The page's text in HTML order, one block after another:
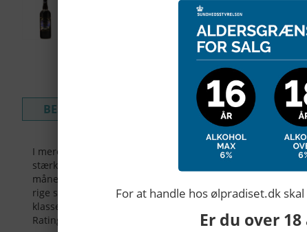
For at handle hos ølpradiset.dk
Er du over 18
BESKRIVELSE ANMELDELSER
I mere end 35 år var vi nødt til at savne juleølen, men i
stærk, mørk rubinrød ale med karakter og indeholder en
måneder for at opnå en optimal balance. Seks forskellige
rige smag efterfulgt af en lang, godt krydret eftersmag.
klasse!
Rating: 98/99